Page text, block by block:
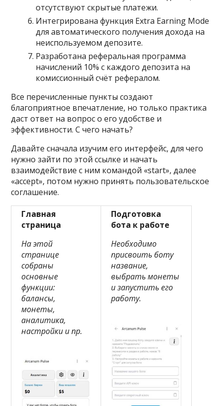
отсутствуют скрытые платежи.
Интегрирована функция Extra Earning Mode
для автоматического получения дохода на
неиспользуемом депозите.
Разработана реферальная программа
начислений 10% с каждого депозита на
комиссионный счёт рефералом.
Все перечисленные пункты создают
благоприятное впечатление, но только практика
даст ответ на вопрос о его удобстве и
эффективности. С чего начать?
Давайте сначала изучим его интерфейс, для чего
нужно зайти по этой ссылке и начать
взаимодействие с ним командой «start», далее
«accept», потом нужно принять пользовательское
соглашение.
Главная
страница
На этой
странице
собраны
основные
функции:
балансы,
монеты,
аналитика,
настройки и пр.
Подготовка
бота к работе
Необходимо
присвоить боту
название,
выбрать монеты
и запустить его
работу.